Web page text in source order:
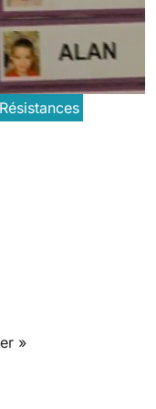
Résistances
»